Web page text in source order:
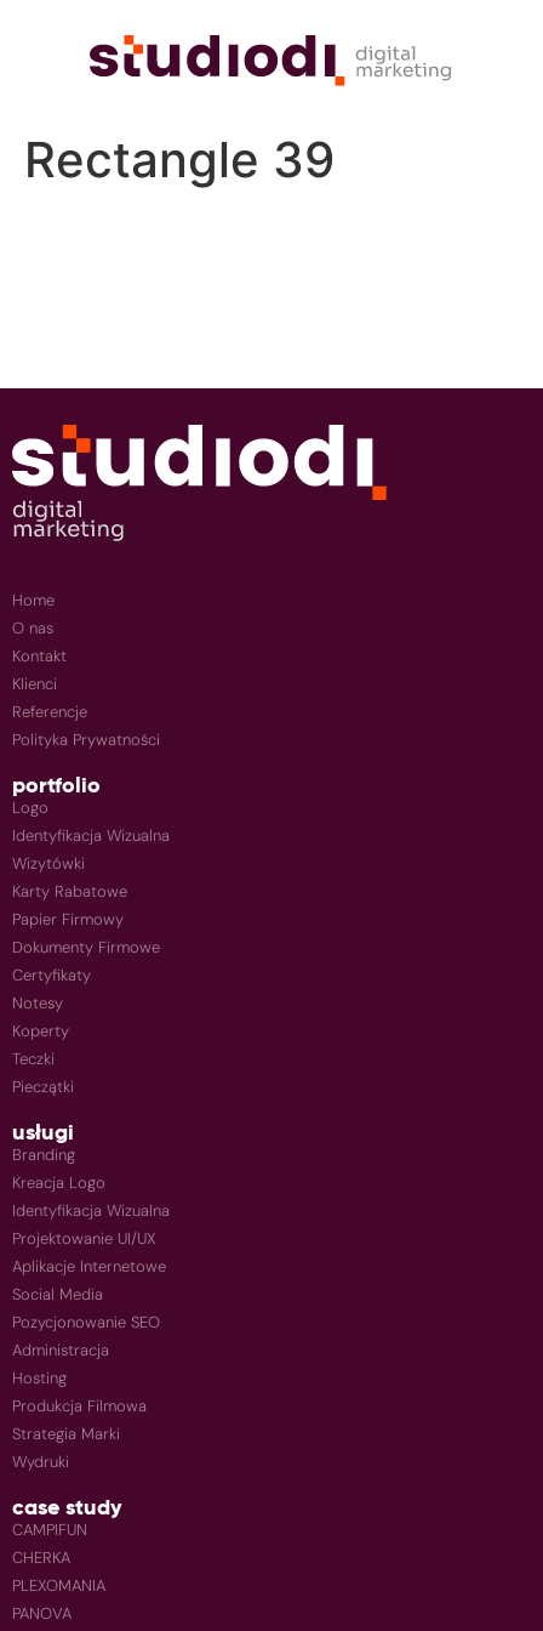
Rectangle 39
Home
O nas
Kontakt
Klienci
Referencje
Polityka Prywatności
portfolio
Logo
Identyfikacja Wizualna
Wizytówki
Karty Rabatowe
Papier Firmowy
Dokumenty Firmowe
Certyfikaty
Notesy
Koperty
Teczki
Pieczątki
usługi
Branding
Kreacja Logo
Identyfikacja Wizualna
Projektowanie UI/UX
Aplikacje Internetowe
Social Media
Pozycjonowanie SEO
Administracja
Hosting
Produkcja Filmowa
Strategia Marki
Wydruki
case study
CAMPIFUN
CHERKA
PLEXOMANIA
PANOVA